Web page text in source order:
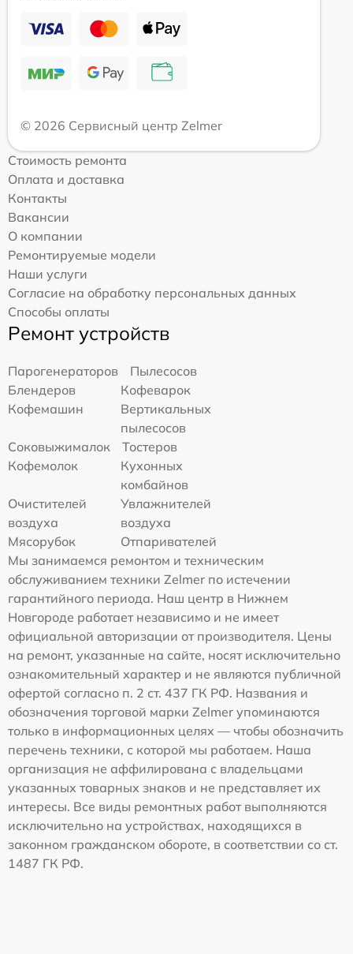
© 2026 Сервисный центр Zelmer
Стоимость ремонта
Оплата и доставка
Контакты
Вакансии
О компании
Ремонтируемые модели
Наши услуги
Согласие на обработку персональных данных
Способы оплаты
Ремонт устройств
Парогенераторов
Пылесосов
Блендеров
Кофеварок
Кофемашин
Вертикальных
пылесосов
Соковыжималок
Тостеров
Кофемолок
Кухонных
комбайнов
Очистителей
воздуха
Увлажнителей
воздуха
Мясорубок
Отпаривателей
Мы занимаемся ремонтом и техническим
обслуживанием техники Zelmer по истечении
гарантийного периода. Наш центр в Нижнем
Новгороде работает независимо и не имеет
официальной авторизации от производителя. Цены
на ремонт, указанные на сайте, носят исключительно
ознакомительный характер и не являются публичной
офертой согласно п. 2 ст. 437 ГК РФ. Названия и
обозначения торговой марки Zelmer упоминаются
только в информационных целях — чтобы обозначить
перечень техники, с которой мы работаем. Наша
организация не аффилирована с владельцами
указанных товарных знаков и не представляет их
интересы. Все виды ремонтных работ выполняются
исключительно на устройствах, находящихся в
законном гражданском обороте, в соответствии со ст.
1487 ГК РФ.